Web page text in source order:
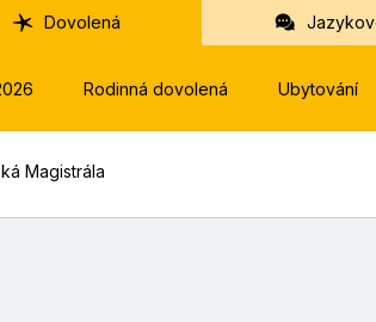
Dovolená
Rodinná dovolená Ubytování
Magistrála